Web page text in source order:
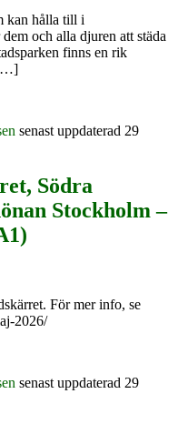
kan hålla till i
och alla djuren att städa
finns en rik
senast uppdaterad 29
Södra
Stockholm –
För mer info, se
2026/
senast uppdaterad 29